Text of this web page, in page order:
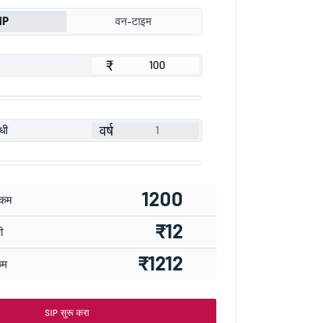
वन-टाइम
₹
वर्ष
1200
₹12
₹1212
SIP सुरू करा